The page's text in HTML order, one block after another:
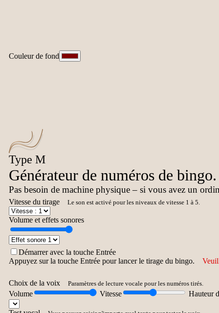
Couleur de fond
Type M
Générateur de numéros de
Pas besoin de machine physique – si vous avez un
Vitesse du tirage Le son est activé pour les niveaux de vitesse 1 à 5.
Volume et effets sonores
Démarrer avec la touche Entrée
Appuyez sur la touche Entrée pour lancer le tirage du bingo.
Choix de la voix Paramètres de lecture vocale pour les numéros tirés.
Volume Vitesse Hauteur